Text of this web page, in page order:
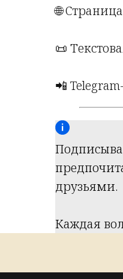
🌐
📜
📲
друзьями.
Каждая